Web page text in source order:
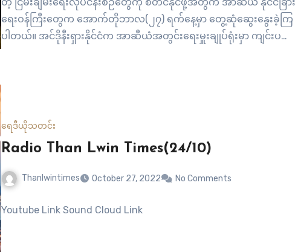
ရေးဝန်ကြီးတွေက အောက်တိုဘာလ(၂၇) ရက်နေ့မှာ တွေ့ဆုံဆွေးနွေးခဲ့ကြ
ပါတယ်။ အင်ဒိုနီးရှားနိုင်ငံက အာဆီယံအတွင်းရေးမှူးချုပ်ရုံးမှာ ကျင်းပတဲ့
အဲ့ဒီအစည်းအဝေးကို မြန်မာနိုင်ငံက ကိုယ်စားလှယ်တွေတော့ ပါဝင်ခွင့်မရ
ရွေးကောက်ခံအစိုးရကိုဖြုတ်ချပြီး တက်ကြွ လှုပ်ရှားသူထောင်ပေါင်းများ
စွာကို ဖမ်းဆီးကာ…
ရေဒီယိုသတင်း
Radio Than Lwin Times(24/10)
Thanlwintimes October 27, 2022 No Comments
Youtube Link Sound Cloud Link